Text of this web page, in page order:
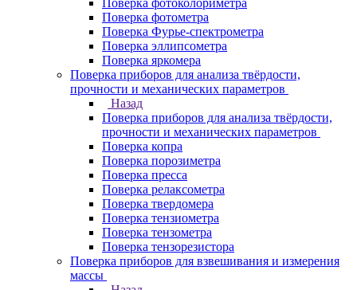
Поверка фотоколориметра
Поверка фотометра
Поверка Фурье-спектрометра
Поверка эллипсометра
Поверка яркомера
Поверка приборов для анализа твёрдости,
прочности и механических параметров
Назад
Поверка приборов для анализа твёрдости,
прочности и механических параметров
Поверка копра
Поверка порозиметра
Поверка пресса
Поверка релаксометра
Поверка твердомера
Поверка тензиометра
Поверка тензометра
Поверка тензорезистора
Поверка приборов для взвешивания и измерения
массы